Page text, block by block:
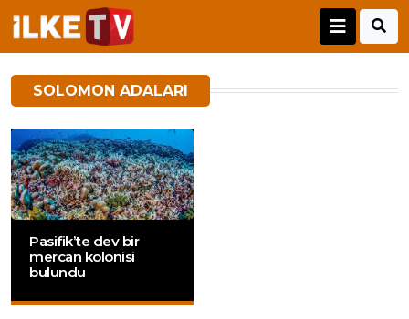
SOLOMON ADALARI
Pasifik’te dev bir
mercan kolonisi
bulundu